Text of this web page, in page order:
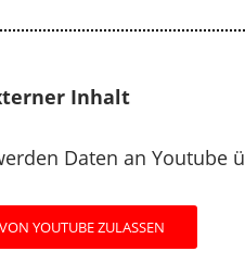
Inhalt
Daten an Youtube
YOUTUBE ZULASSEN